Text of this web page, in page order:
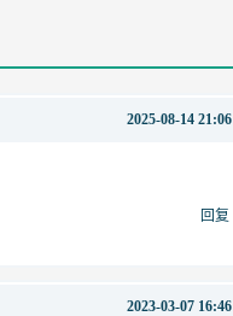
2025-08-14 21:06
回复
2023-03-07 16:46